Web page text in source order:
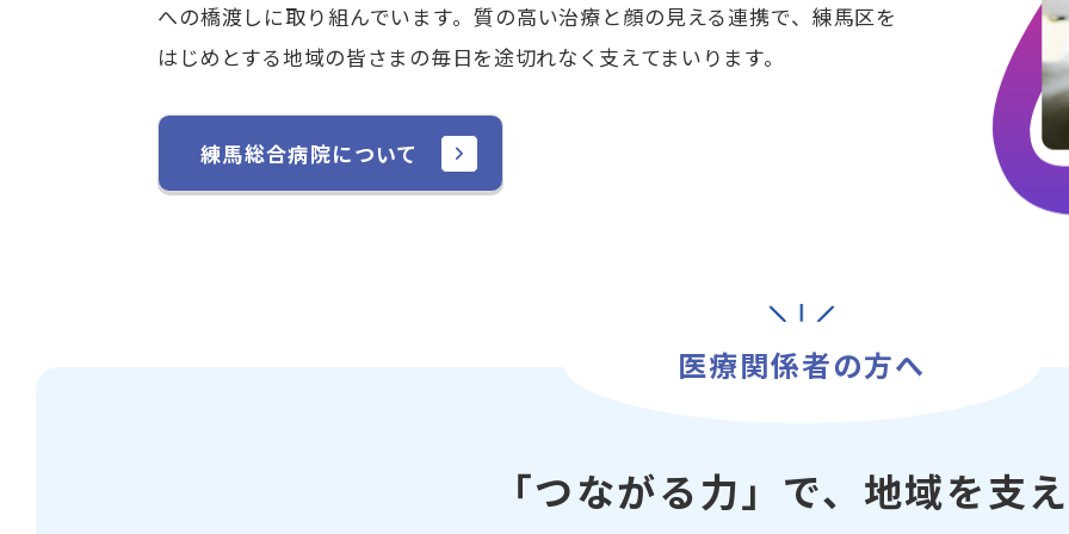
への橋渡しに取り組んでいます。質の高い治療と顔の見える連携で、練馬区を
はじめとする地域の皆さまの毎日を途切れなく支えてまいります。
練馬総合病院について
医療関係者の方へ
「つながる力」で、 地域を支